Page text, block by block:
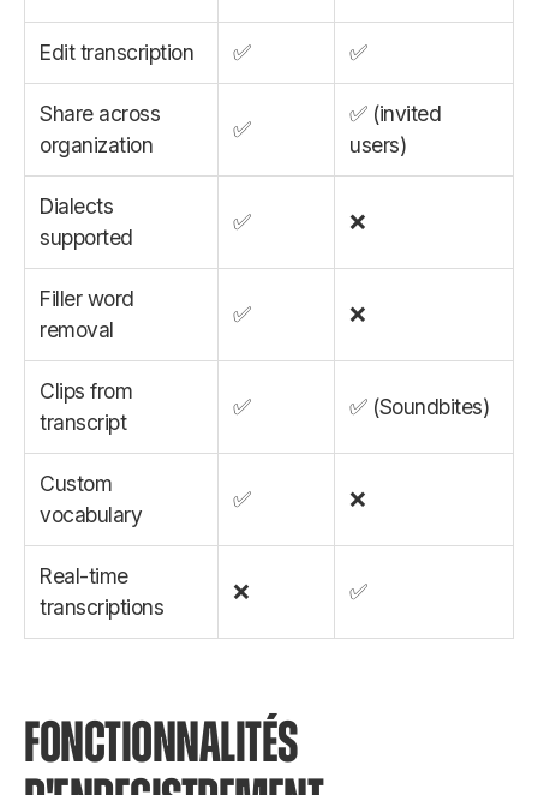
Edit transcription ✅ ✅
Share across
organization
✅
✅ (invited
users)
Dialects
supported
✅ ❌
Filler word
removal
✅ ❌
Clips from
transcript
✅ ✅ (Soundbites)
Custom
vocabulary
✅ ❌
Real-time
transcriptions
❌ ✅
FONCTIONNALITÉS